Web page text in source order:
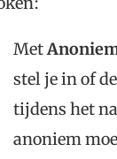
Met
stel je in of
tijdens het
anoniem